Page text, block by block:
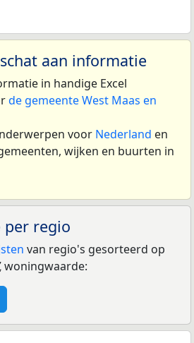
aan informatie
in handige Excel
de gemeente West Maas en
voor Nederland en
wijken en buurten in
per regio
van regio's gesorteerd op
woningwaarde: